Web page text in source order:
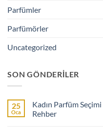
Parfümler
Parfümörler
Uncategorized
SON GÖNDERILER
25
Oca
Kadın Parfüm Seçimi
Rehber